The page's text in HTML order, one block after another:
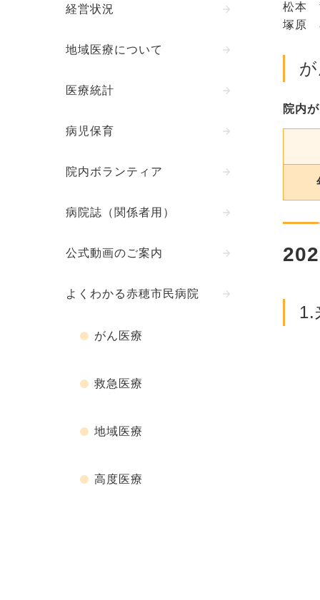
経営状況
地域医療について
医療統計
病児保育
院内ボランティア
病院誌（関係者用）
公式動画のご案内
よくわかる赤穂市民病院
がん医療
救急医療
地域医療
高度医療
松本
塚原
院内
1.